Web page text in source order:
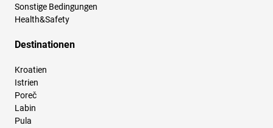
Sonstige Bedingungen
Health&Safety
Destinationen
Kroatien
Istrien
Poreč
Labin
Pula